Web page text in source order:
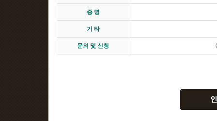
증 명
기 타
문의 및 신청